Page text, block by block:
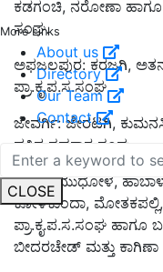
More Links
About us
Directory
Our Team
Contact
CLOSE
ಕಡಗಂಚಿ, ನರೋಣಾ ಹಾಗೂ
ಸಂಘ.
ಅಫಜಲಪುರ: ಕರಜಗಿ,
ಪ್ರಾ.ಕೃ.ಪ.ಸ.ಸಂಘ
ಜೇವರ್ಗಿ: ಜೇರಟಗಿ,
ಪತ್ತಿನ ಸಹಕಾರ ಸಂಘ.
ಸೇಡಂ: ಮುಧೋಳ,
ಕೋಳಕುಂದಾ,
ಪ್ರಾ.ಕೃ.ಪ.ಸ.ಸಂಘ ಹಾಗೂ
ಬೀದರಚೇಡ್ ಮತ್ತು ಕಾಗಿಣಾ